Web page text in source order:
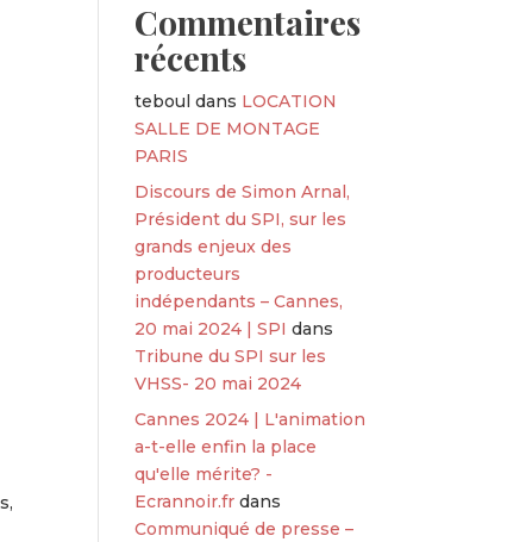
Commentaires
récents
teboul dans LOCATION
SALLE DE MONTAGE
PARIS
Discours de Simon Arnal,
Président du SPI, sur les
grands enjeux des
producteurs
indépendants – Cannes,
20 mai 2024 | SPI dans
Tribune du SPI sur les
VHSS- 20 mai 2024
Cannes 2024 | L'animation
a-t-elle enfin la place
qu'elle mérite? -
Ecrannoir.fr dans
Communiqué de presse –